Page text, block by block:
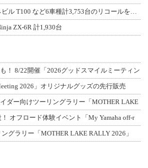
ZX-6R 計1,930台
！ 8/22開催「2026グッドスマイルミーティン
2026」オリジナルグッズの先行販売
ダー向けツーリングラリー「MOTHER LAKE
！ オフロード体験イベント「My Yamaha off-r
グラリー「MOTHER LAKE RALLY 2026」